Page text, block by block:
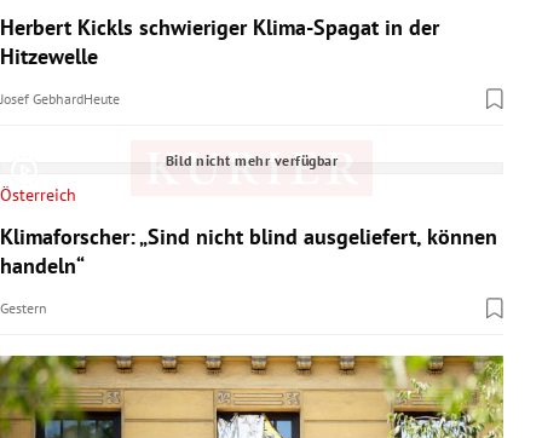
Herbert Kickls schwieriger Klima-Spagat in der
Hitzewelle
Josef GebhardHeute
Bild nicht mehr verfügbar
Österreich
Klimaforscher: „Sind nicht blind ausgeliefert, können
handeln“
Gestern